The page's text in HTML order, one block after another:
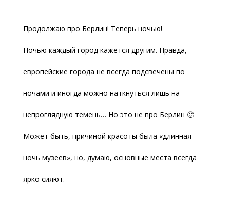
Продолжаю про Берлин! Теперь ночью!
Ночью каждый город кажется другим. Правда,
европейские города не всегда подсвечены по
ночами и иногда можно наткнуться лишь на
непроглядную темень… Но это не про Берлин 🙂
Может быть, причиной красоты была «длинная
ночь музеев», но, думаю, основные места всегда
ярко сияют.